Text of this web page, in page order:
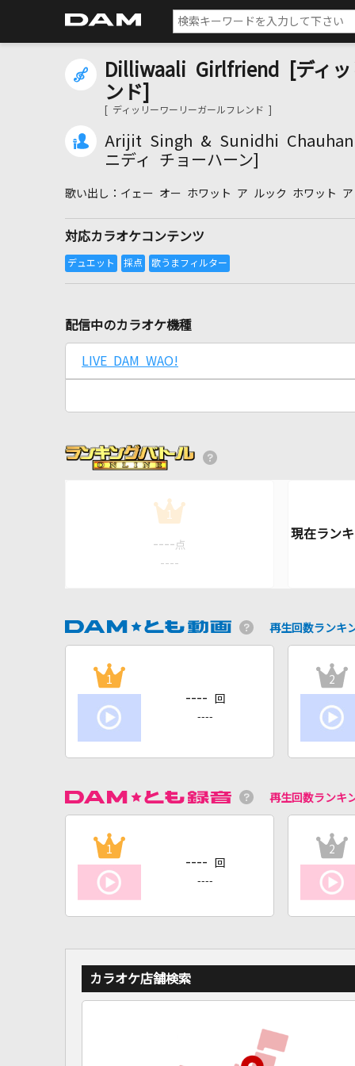
Dilliwaali Girlfriend [ディッ
ンド]
[ ディッリーワーリーガールフレンド ]
Arijit Singh & Sunidhi Chauhan
ニディ チョーハーン]
イェー オー ホワット ア ルック ホワット ア
対応カラオケコンテンツ
配信中のカラオケ機種
LIVE DAM WAO!
1
---- 点
----
再生回数ランキ
1
---- 回
----
2
再生回数ランキ
1
---- 回
----
2
カラオケ店舗検索